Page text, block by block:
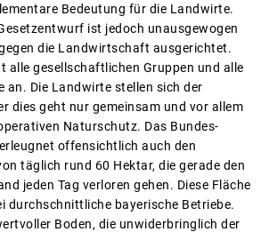
Bedeutung für die Landwirte.
ist jedoch unausgewogen
die Landwirtschaft ausgerichtet.
alle gesellschaftlichen Gruppen und alle
an. Die Landwirte stellen sich der
dies geht nur gemeinsam und vor allem
Naturschutz. Das Bundes-
offensichtlich auch den
täglich rund 60 Hektar, die gerade den
jeden Tag verloren gehen. Diese Fläche
durchschnittliche bayerische Betriebe.
Boden, die unwiderbringlich der